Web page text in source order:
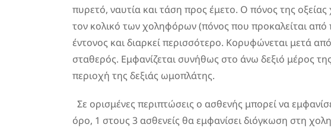
πυρετό, ναυτία και τάση προς έμετο. Ο πόνος της οξείας
τον κολικό των χοληφόρων (πόνος που προκαλείται από
έντονος και διαρκεί περισσότερο. Κορυφώνεται μετά
σταθερός. Εμφανίζεται συνήθως στο άνω δεξιό μέρος
περιοχή της δεξιάς ωμοπλάτης.
Σε ορισμένες περιπτώσεις ο ασθενής μπορεί να
όρο, 1 στους 3 ασθενείς θα εμφανίσει διόγκωση στη